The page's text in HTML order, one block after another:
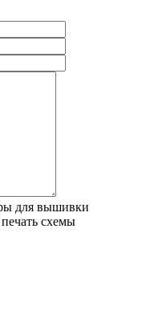
для вышивки
схемы